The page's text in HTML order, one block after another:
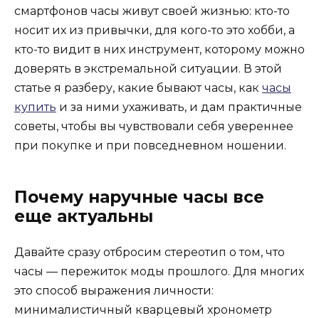
смартфонов часы живут своей жизнью: кто-то
носит их из привычки, для кого-то это хобби, а
кто-то видит в них инструмент, которому можно
доверять в экстремальной ситуации. В этой
статье я разберу, какие бывают часы, как часы
купить и за ними ухаживать, и дам практичные
советы, чтобы вы чувствовали себя увереннее
при покупке и при повседневном ношении.
Почему наручные часы все
еще актуальны
Давайте сразу отбросим стереотип о том, что
часы — пережиток моды прошлого. Для многих
это способ выражения личности:
минималистичный кварцевый хронометр